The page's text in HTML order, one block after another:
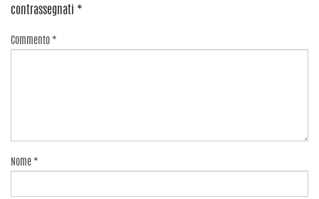
contrassegnati *
Commento *
Nome *